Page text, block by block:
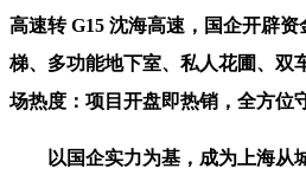
高速转 G15 沈海高速，国企开辟
梯、多功能地下室、私人花圃、双
场热度：项目开盘即热销，全方位
以国企实力为基，成为上海从